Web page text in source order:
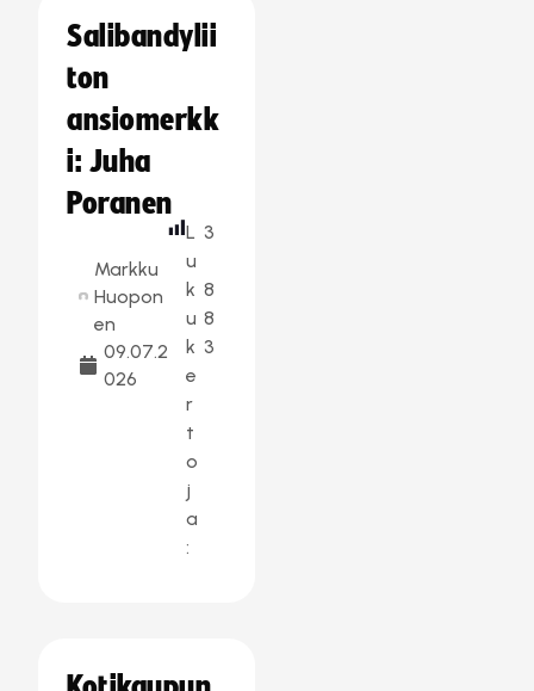
Salibandylii
ton
ansiomerkk
i: Juha
Poranen
Markku
Huopon
en
09.07.2
026
L
u
k
u
k
e
r
t
o
j
a
:
3
8
8
3